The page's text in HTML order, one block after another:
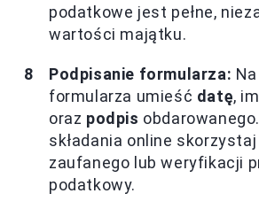
podatkowe jest pełne,
wartości majątku.
Podpisanie formularza:
formularza umieść datę,
oraz podpis
składania online
zaufanego lub weryfikacji
podatkowy.